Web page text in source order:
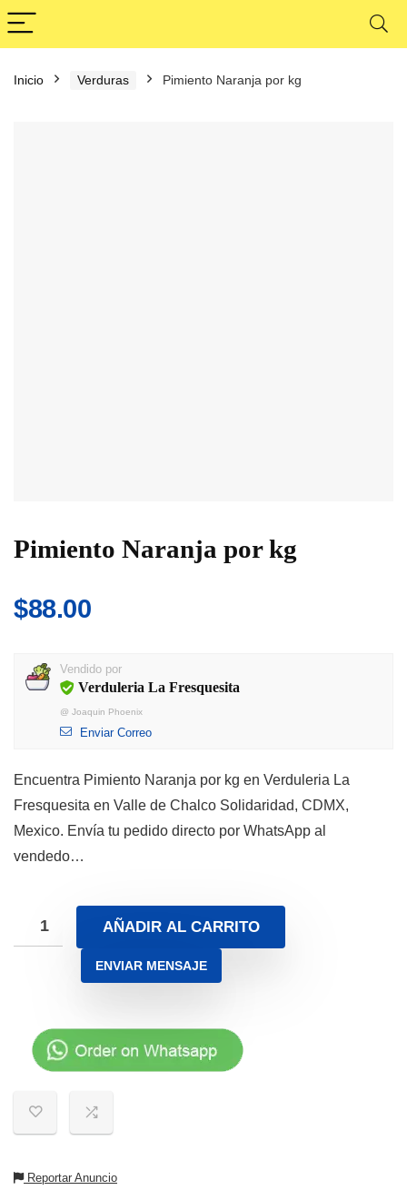
Inicio Verduras Pimiento Naranja por kg
Pimiento Naranja por kg
$88.00
Vendido por
Verduleria La Fresquesita
@ Joaquin Phoenix
Enviar Correo
Encuentra Pimiento Naranja por kg en Verduleria La
Fresquesita en Valle de Chalco Solidaridad, CDMX,
Mexico. Envía tu pedido directo por WhatsApp al
vendedo…
AÑADIR AL CARRITO
ENVIAR MENSAJE
Reportar Anuncio